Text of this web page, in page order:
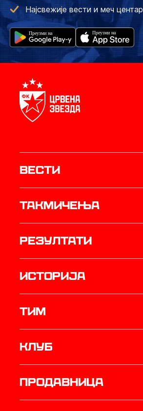
Најсвежије вести и меч центар
Вести
Такмичења
резултати
историја
ТИМ
Клуб
продавница